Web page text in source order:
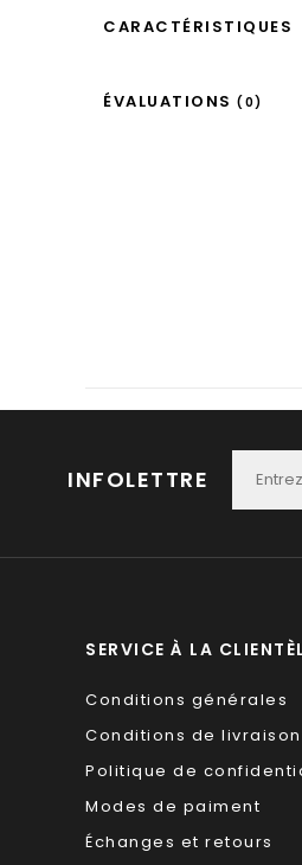
CARACTÉRISTIQUES
ÉVALUATIONS (0)
INFOLETTRE
SERVICE À LA
Conditions générales
Conditions de livraison
Politique de
Modes de paiment
Échanges et retours